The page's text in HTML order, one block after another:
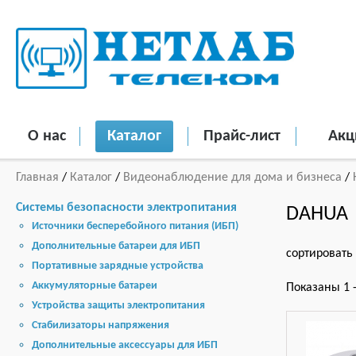
О нас Каталог Прайс-лист
Главная / Каталог / Видеонаблюдение для дома и бизнеса /
Системы безопасности электропитания
Источники бесперебойного питания (ИБП)
Дополнительные батареи для ИБП
Портативные зарядные устройства
Аккумуляторные батареи
Устройства защиты электропитания
Стабилизаторы напряжения
Дополнительные аксессуары для ИБП
DAHUA
сортировать
Показаны 1